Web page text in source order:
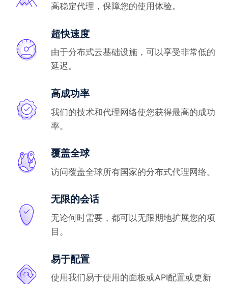
高稳定代理，保障您的使用体验。
超快速度
由于分布式云基础设施，可以享受非常低的
延迟。
高成功率
我们的技术和代理网络使您获得最高的成功
率。
覆盖全球
访问覆盖全球所有国家的分布式代理网络。
无限的会话
无论何时需要，都可以无限期地扩展您的项
目。
易于配置
使用我们易于使用的面板或API配置或更新